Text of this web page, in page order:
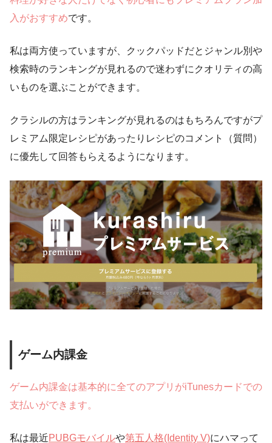
入がおすすめです。
私は両方使っていますが、クックパッドだとジャンル別や
検索時のランキングが見れるので迷わずにクオリティの高
いものを選ぶことができます。
クラシルの方はランキングが見れるのはもちろんですがプ
レミアム限定レシピがあったりレシピのコメント（質問）
に優先して回答もらえるようになります。
ゲーム内課金
ゲーム内課金は基本的に全てのアプリがiTunesカードでの
支払いができます。
私は最近PUBGモバイルや第五人格(Identity V)にハマって